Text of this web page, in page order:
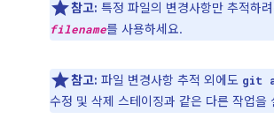
참고: 특정 파일의 변경사항만 추적하려
filename를 사용하세요.
참고: 파일 변경사항 추적 외에도 git
수정 및 삭제 스테이징과 같은 다른 작업을